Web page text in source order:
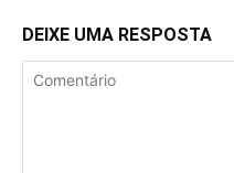
DEIXE UMA RESPOSTA